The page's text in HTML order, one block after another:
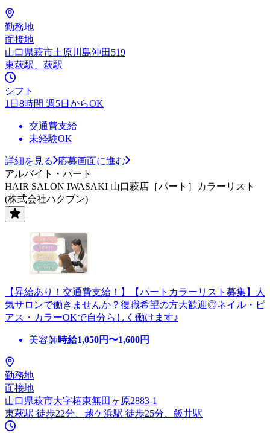
勤務地
面接地
山口県萩市土原川島沖田519
東萩駅、萩駅
シフト
1日8時間 週5日からOK
交通費支給
未経験OK
詳細を見る
応募画面に進む
アルバイト・パート
HAIR SALON IWASAKI 山口萩店［パート］カラーリスト
(株式会社ハクブン)
【昇給あり！交通費支給！】【パートカラーリスト募集】人
気サロンで働きませんか？復職希望の方大歓迎◎ネイル・ピ
アス・カラーOKで自分らしく働けます♪
美容師時給1,050円〜1,600円
勤務地
面接地
山口県萩市大字椿東無田ヶ原2883-1
東萩駅 徒歩22分、越ケ浜駅 徒歩25分、飯井駅